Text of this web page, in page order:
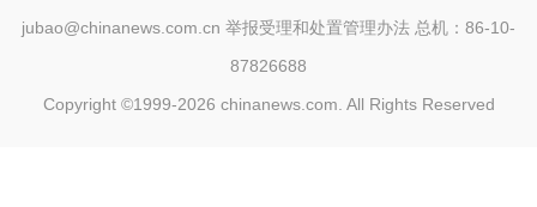
jubao@chinanews.com.cn 举报受理和处置管理办法 总机：86-10-
87826688
Copyright ©1999-2026 chinanews.com. All Rights Reserved